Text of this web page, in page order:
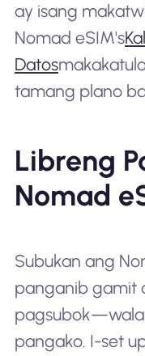
ay isang
Nomad eSIM's
Datos
tamang plano
Libreng
Nomad
Subukan ang
panganib gamit
pangako. I-set